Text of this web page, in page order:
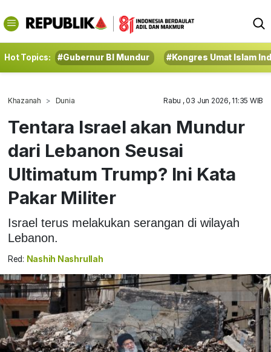
Hot Topics: #Gubernur BI Mundur #Kongres Umat Islam
Khazanah Dunia Rabu , 03 Jun 2026, 11:35 WIB
Tentara Israel akan Mundur
dari Lebanon Seusai
Ultimatum Trump? Ini Kata
Pakar Militer
Israel terus melakukan serangan di wilayah
Lebanon.
Red: Nashih Nashrullah